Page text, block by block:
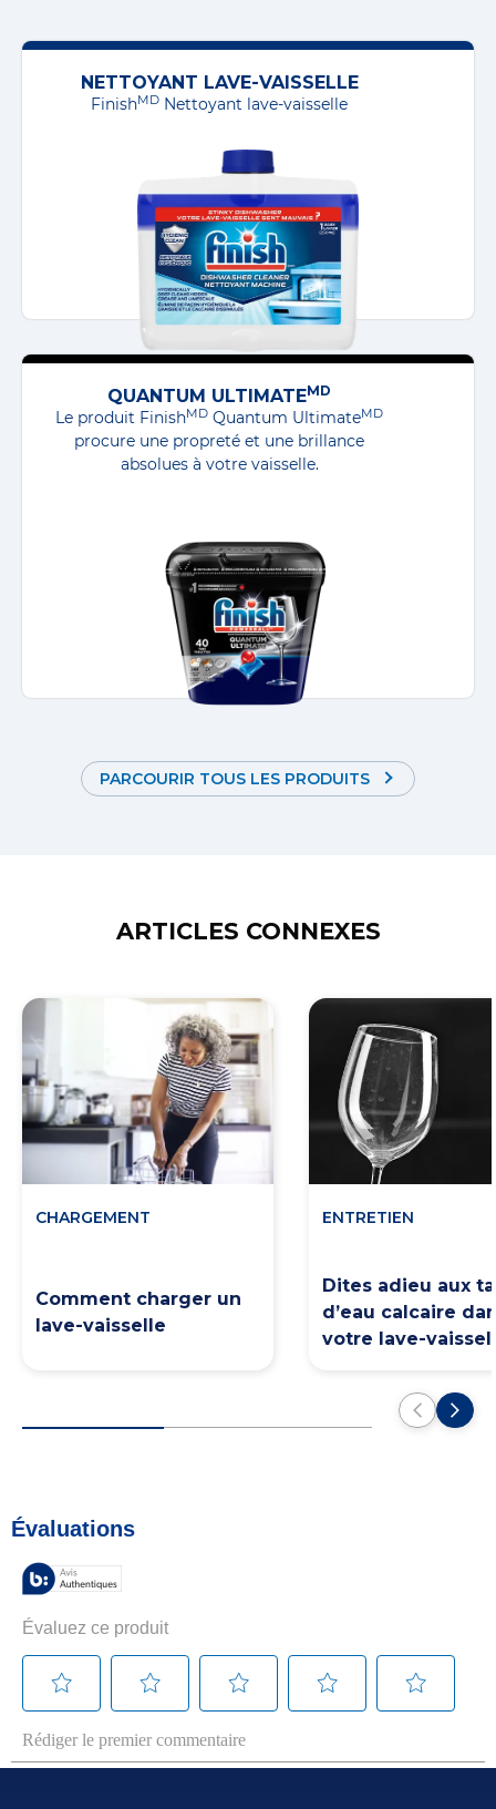
d'avoir des résidus, de la graisse ou
des traces d'eau.
temps : l’agent de rinçage disperse
les gouttelettes qui se déposent sur
votre vaisselle lui permettant de sortir
sèche du cycle.
vous avertir qu’il est temps de remplir
votre bac d’agent de rinçage.
NETTOYANT LAVE-VAISSELLE
FinishMD Nettoyant lave-vaisselle
QUANTUM ULTIMATEMD
Le produit FinishMD Quantum UltimateMD
procure une propreté et une brillance
absolues à votre vaisselle.
PARCOURIR TOUS LES PRODUITS
ARTICLES CONNEXES
Comment charger un
lave-vaisselle
CHARGEMENT
Dites adieu aux
d’eau calcaire
votre lave-
ENTRETIEN